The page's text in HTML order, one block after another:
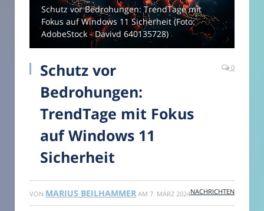
Schutz vor Bedrohungen: TrendTage mit
Fokus auf Windows 11 Sicherheit (Foto:
AdobeStock - Davivd 640135728)
Schutz vor
Bedrohungen:
TrendTage mit Fokus
auf Windows 11
Sicherheit
0
VON MARIUS BEILHAMMER AM 7. MÄRZ 2024NACHRICHTEN